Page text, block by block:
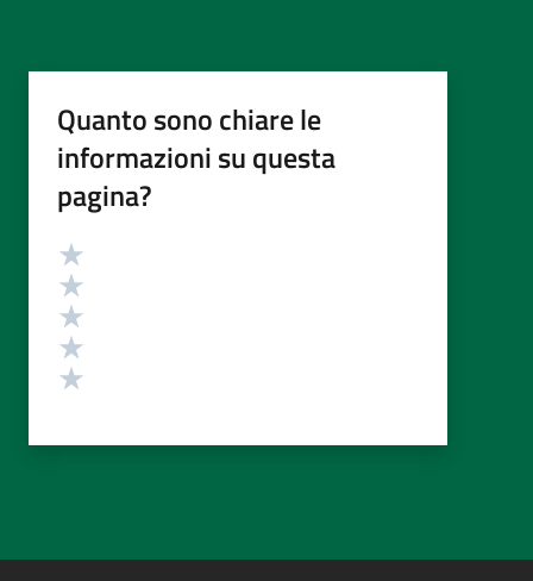
Quanto sono chiare le
informazioni su questa
pagina?
Valutazione